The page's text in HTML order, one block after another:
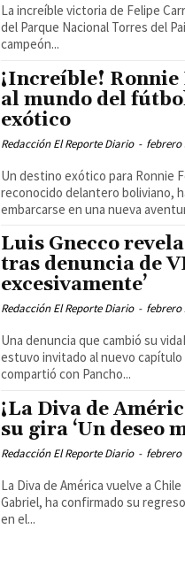
La increíble victoria de Felipe
del Parque Nacional Torres del
campeón...
¡Increíble! Ronnie
al mundo del
exótico
Redacción El Reporte Diario - febrero
Un destino exótico para Ronnie
reconocido delantero boliviano,
embarcarse en una nueva
Luis Gnecco
tras denuncia de
excesivamente’
Redacción El Reporte Diario - febrero
Una denuncia que cambió su
estuvo invitado al nuevo capítulo
compartió con Pancho...
¡La Diva de
su gira ‘Un deseo
Redacción El Reporte Diario - febrero
La Diva de América vuelve a
Gabriel, ha confirmado su
en el...